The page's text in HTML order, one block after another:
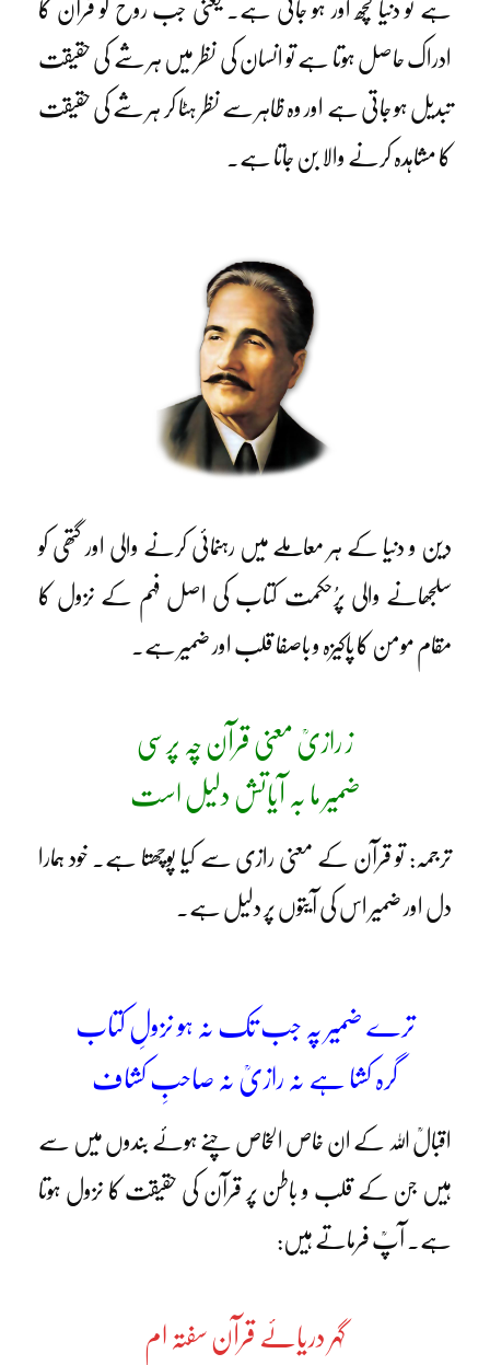
ہے تو دنیا کچھ اور ہو جاتی ہے۔ یعنی جب روح کو قرآن کا
ادراک حاصل ہوتا ہے تو انسان کی نظر میں ہر شے کی حقیقت
تبدیل ہو جاتی ہے اور وہ ظاہر سے نظر ہٹا کر ہر شے کی حقیقت
کا مشاہدہ کرنے والا بن جاتا ہے۔
دین و دنیا کے ہر معاملے میں رہنمائی کرنے والی اور گتھی کو
سلجھانے والی پرُحکمت کتاب کی اصل فہم کے نزول کا
مقام مومن کا پاکیزہ و باصفا قلب اور ضمیر ہے۔
ز رازیؒ معنی قرآن چہ پرسی
ضمیر ما بہ آیاتش دلیل است
ترجمہ: تو قرآن کے معنی رازی سے کیا پوچھتا ہے۔ خود ہمارا
دل اور ضمیر اس کی آیتوں پر دلیل ہے۔
ترے ضمیر پہ جب تک نہ ہو نزولِ کتاب
گرہ کشا ہے نہ رازیؒ نہ صاحبِ کشاف
اقبالؒ اللہ کے ان خاص الخاص چنے ہوئے بندوں میں سے
ہیں جن کے قلب و باطن پر قرآن کی حقیقت کا نزول ہوتا
ہے۔ آپؒ فرماتے ہیں:
گہر دریائے قرآن سفتہ ام